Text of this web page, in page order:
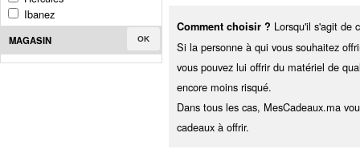
Ibanez
MAGASIN OK
Comment choisir ? Lorsqu'il s'agit de
Si la personne à qui vous souhaitez
vous pouvez lui offrir du matériel de
encore moins risqué.
Dans tous les cas, MesCadeaux.ma
cadeaux à offrir.